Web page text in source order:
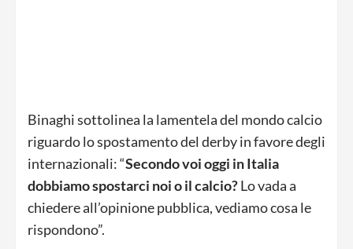
Binaghi sottolinea la lamentela del mondo calcio
riguardo lo spostamento del derby in favore degli
internazionali: “Secondo voi oggi in Italia
dobbiamo spostarci noi o il calcio?Lo vada a
chiedere all’opinione pubblica, vediamo cosa le
rispondono”.